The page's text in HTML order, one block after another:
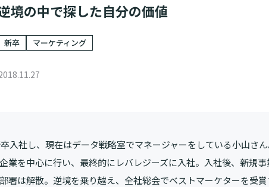
境の中で探した自分の価値
新卒 マーケティング
入社し、現在はデータ戦略室でマネージャーをしている小山さ
業を中心に行い、最終的にレバレジーズに入社。入社後、新規
署は解散。逆境を乗り越え、全社総会でベストマーケターを受